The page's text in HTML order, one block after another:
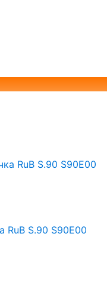
S.90 S90E00